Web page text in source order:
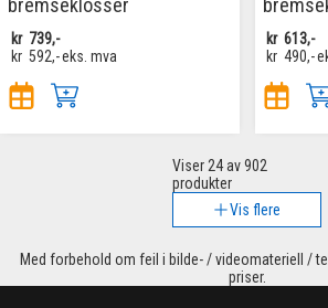
kr 739,-
kr 592,-eks. mva
kr 613,-
kr 490,-
Viser 24av 902
produkter
Vis flere
Med forbehold om feil i bilde- / videomateriell /
priser.